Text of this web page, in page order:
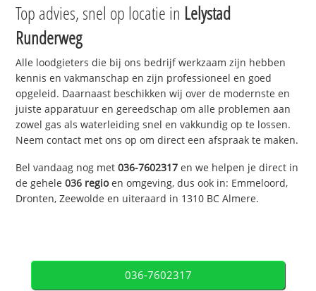
Top advies, snel op locatie in Lelystad
Runderweg
Alle loodgieters die bij ons bedrijf werkzaam zijn hebben
kennis en vakmanschap en zijn professioneel en goed
opgeleid. Daarnaast beschikken wij over de modernste en
juiste apparatuur en gereedschap om alle problemen aan
zowel gas als waterleiding snel en vakkundig op te lossen.
Neem contact met ons op om direct een afspraak te maken.
Bel vandaag nog met036-7602317 en we helpen je direct in
de gehele036 regioen omgeving, dus ook in: Emmeloord,
Dronten, Zeewolde en uiteraard in 1310 BC Almere.
036-7602317